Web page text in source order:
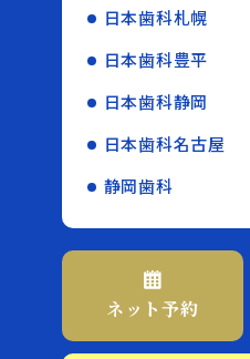
日本歯科札幌
日本歯科豊平
日本歯科静岡
日本歯科名古屋
静岡歯科
ネット予約